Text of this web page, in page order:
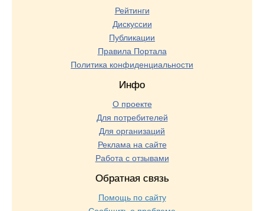
Рейтинги
Дискуссии
Публикации
Правила Портала
Политика конфиденциальности
Инфо
О проекте
Для потребителей
Для организаций
Реклама на сайте
Работа с отзывами
Обратная связь
Помощь по сайту